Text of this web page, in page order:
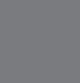
erstellen Sie
Bilder. Atlas 5
Lösung, die die